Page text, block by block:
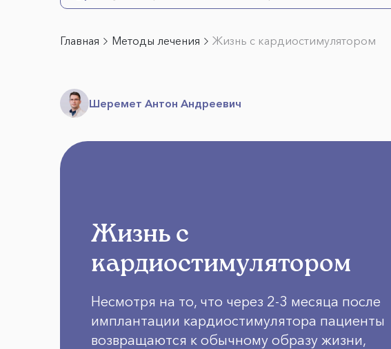
Главная Методы лечения Жизнь с кардиостимулятором
Шеремет Антон Андреевич
Жизнь с
кардиостимулятором
Несмотря на то, что через 2-3 месяца после
имплантации кардиостимулятора пациенты
возвращаются к обычному образу жизни,